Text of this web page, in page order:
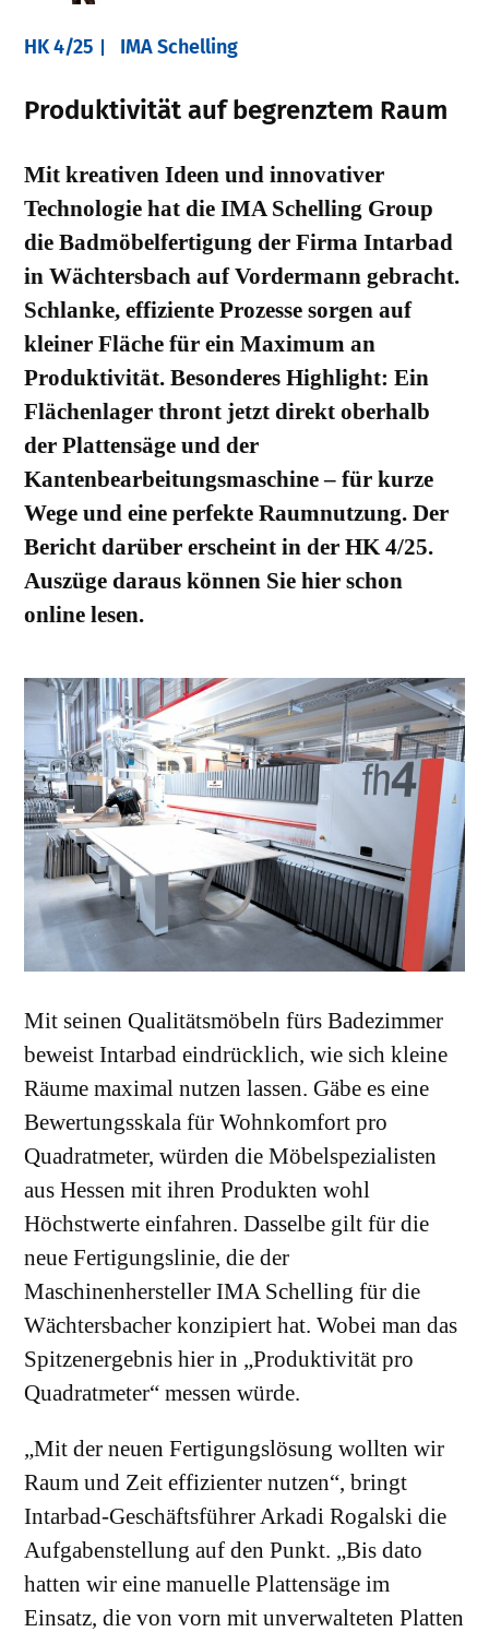
HK 4/25 IMA Schelling
Produktivität auf begrenztem Raum
Mit kreativen Ideen und innovativer
Technologie hat die IMA Schelling Group
die Badmöbelfertigung der Firma Intarbad
in Wächtersbach auf Vordermann gebracht.
Schlanke, effiziente Prozesse sorgen auf
kleiner Fläche für ein Maximum an
Produktivität. Besonderes Highlight: Ein
Flächenlager thront jetzt direkt oberhalb
der Plattensäge und der
Kantenbearbeitungsmaschine – für kurze
Wege und eine perfekte Raumnutzung. Der
Bericht darüber erscheint in der HK 4/25.
Auszüge daraus können Sie hier schon
online lesen.
Mit seinen Qualitätsmöbeln fürs Badezimmer
beweist Intarbad eindrücklich, wie sich kleine
Räume maximal nutzen lassen. Gäbe es eine
Bewertungsskala für Wohnkomfort pro
Quadratmeter, würden die Möbelspezialisten
aus Hessen mit ihren Produkten wohl
Höchstwerte einfahren. Dasselbe gilt für die
neue Fertigungslinie, die der
Maschinenhersteller IMA Schelling für die
Wächtersbacher konzipiert hat. Wobei man das
Spitzenergebnis hier in „Produktivität pro
Quadratmeter“ messen würde.
„Mit der neuen Fertigungslösung wollten wir
Raum und Zeit effizienter nutzen“, bringt
Intarbad-Geschäftsführer Arkadi Rogalski die
Aufgabenstellung auf den Punkt. „Bis dato
hatten wir eine manuelle Plattensäge im
Einsatz, die von vorn mit unverwalteten Platten